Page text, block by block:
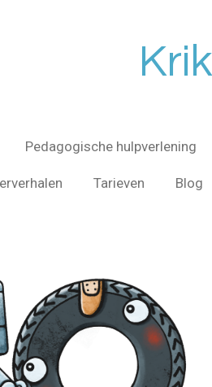
Pedagogische hulpverlening
Tarieven Blog